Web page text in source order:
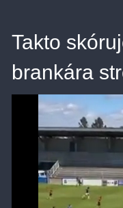
Takto
brankára